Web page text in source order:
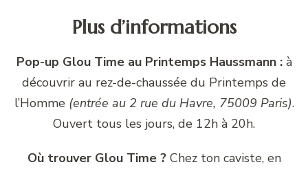
Plus d’informations
Pop-up Glou Time au Printemps Haussmann :à
découvrir au rez-de-chaussée du Printemps de
l’Homme (entrée au 2 rue du Havre, 75009 Paris).
Ouvert tous les jours, de 12h à 20h.
Où trouver Glou Time ?Chez ton caviste, en